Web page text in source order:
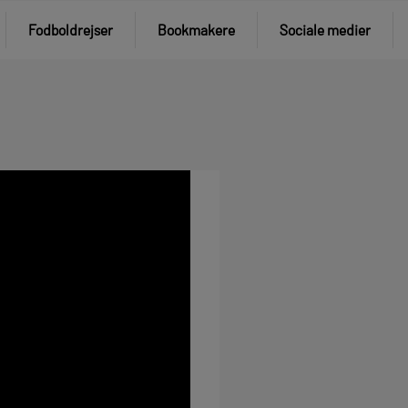
Fodboldrejser Bookmakere Sociale medier